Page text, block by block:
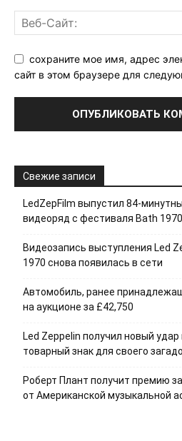
сохраните мое имя, адрес
сайт в этом браузере для
Свежие записи
LedZepFilm выпустил 84-
видеоряд с фестиваля Bath
Видеозапись выступления Led
1970 снова появилась в сети
Автомобиль, ранее
на аукционе за £42,750
Led Zeppelin получил новый
товарный знак для своего
Роберт Плант получит премию
от Американской музыкальной